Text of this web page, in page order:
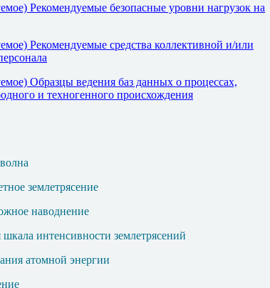
Рекомендуемые безопасные уровни нагрузок на
Рекомендуемые средства коллективной и/или
Образцы ведения баз данных о процессах,
и техногенного происхождения
землетрясение
наводнение
интенсивности землетрясений
атомной энергии